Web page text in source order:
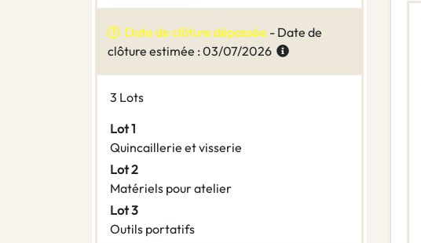
Date de clôture dépassée - Date de
clôture estimée : 03/07/2026
3 Lots
Lot 1
Quincaillerie et visserie
Lot 2
Matériels pour atelier
Lot 3
Outils portatifs